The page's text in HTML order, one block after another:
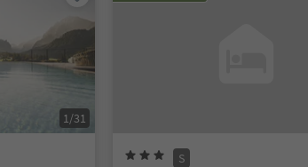
1/31
S